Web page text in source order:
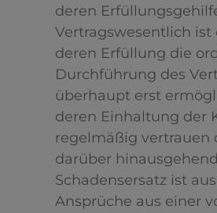
deren
Vertragswesentlich ist
deren Erfüllung die
Durchführung des
überhaupt erst
deren Einhaltung der
regelmäßig vertrauen
darüber
Schadensersatz ist
Ansprüche aus einer